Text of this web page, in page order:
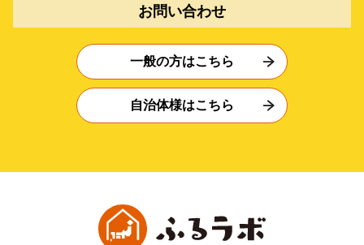
お問い合わせ
一般の方はこちら
自治体様はこちら